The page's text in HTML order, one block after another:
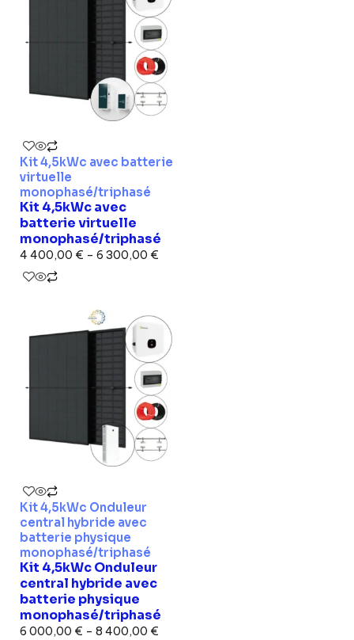
Kit 4,5kWc avec batterie
virtuelle
monophasé/triphasé
Kit 4,5kWc avec
batterie virtuelle
monophasé/triphasé
4 400,00 € – 6 300,00 €
Kit 4,5kWc Onduleur
central hybride avec
batterie physique
monophasé/triphasé
Kit 4,5kWc Onduleur
central hybride avec
batterie physique
monophasé/triphasé
6 000,00 € – 8 400,00 €